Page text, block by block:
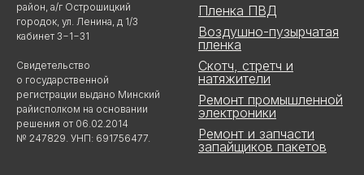
район, а/г Острошицкий
городок, ул. Ленина, д 1/3
кабинет 3−1−31
Свидетельство
о государственной
регистрации выдано Минский
райисполком на основании
решения от 06.02.2014
№ 247829. УНП: 691756477.
Пленка ПВД
Воздушно-пузырчатая
пленка
Скотч, стретч и
натяжители
Ремонт промышленной
электроники
Ремонт и запчасти
запайщиков пакетов